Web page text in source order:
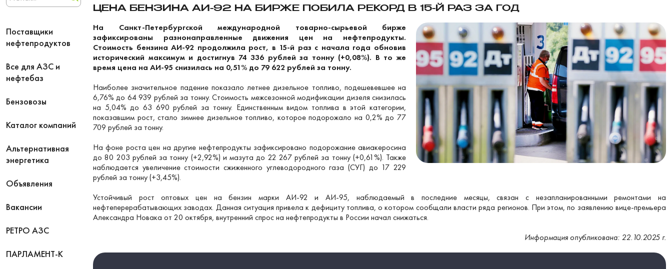
Поставщики
нефтепродуктов
Все для АЗС и
нефтебаз
Бензовозы
Каталог компаний
Альтернативная
энергетика
Объявления
Вакансии
РЕТРО АЗС
ПАРЛАМЕНТ-К
ЦЕНА БЕНЗИНА АИ-92 НА БИРЖЕ ПОБИЛА РЕКОРД В 15-Й РАЗ ЗА ГОД
На Санкт-Петербургской международной товарно-сырьевой бирже
зафиксированы разнонаправленные движения цен на нефтепродукты.
Стоимость бензина АИ-92 продолжила рост, в 15-й раз с начала года обновив
исторический максимум и достигнув 74 336 рублей за тонну (+0,08%). В то же
время цена на АИ-95 снизилась на 0,51% до 79 622 рублей за тонну.
Наиболее значительное падение показало летнее дизельное топливо, подешевевшее на
6,76% до 64 939 рублей за тонну. Стоимость межсезонной модификации дизеля снизилась
на 5,04% до 63 690 рублей за тонну. Единственным видом топлива в этой категории,
показавшим рост, стало зимнее дизельное топливо, которое подорожало на 0,2% до 77
709 рублей за тонну.
На фоне роста цен на другие нефтепродукты зафиксировано подорожание авиакеросина
до 80 203 рублей за тонну (+2,92%) и мазута до 22 267 рублей за тонну (+0,61%). Также
наблюдается увеличение стоимости сжиженного углеводородного газа (СУГ) до 17 229
рублей за тонну (+3,45%).
Устойчивый рост оптовых цен на бензин марки АИ-92 и АИ-95, наблюдаемый в последние месяцы, связан с незапланированными ремонтами на
нефтеперерабатывающих заводах. Данная ситуация привела к дефициту топлива, о котором сообщали власти ряда регионов. При этом, по заявлению вице-премьера
Александра Новака от 20 октября, внутренний спрос на нефтепродукты в России начал снижаться.
Информация опубликована: 22.10.2025 г.